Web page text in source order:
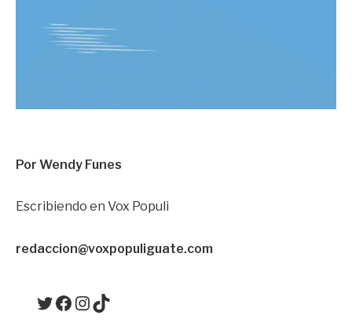
Por Wendy Funes
Escribiendo en Vox Populi
redaccion@voxpopuliguate.com
Twitter Facebook InstagramTikTok